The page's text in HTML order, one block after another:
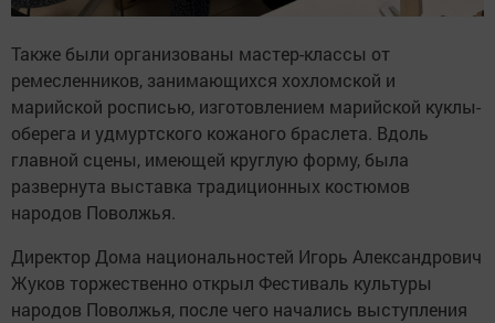
Также были организованы мастер-классы от
ремесленников, занимающихся хохломской и
марийской росписью, изготовлением марийской куклы-
оберега и удмуртского кожаного браслета. Вдоль
главной сцены, имеющей круглую форму, была
развернута выставка традиционных костюмов
народов Поволжья.
Директор Дома национальностей Игорь Александрович
Жуков торжественно открыл Фестиваль культуры
народов Поволжья, после чего начались выступления